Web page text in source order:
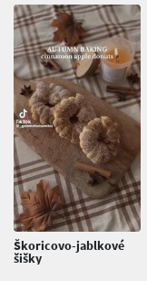
Škoricovo-jablkové
šišky